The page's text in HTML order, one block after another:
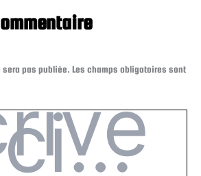
pas publiée. Les champs obligatoires sont